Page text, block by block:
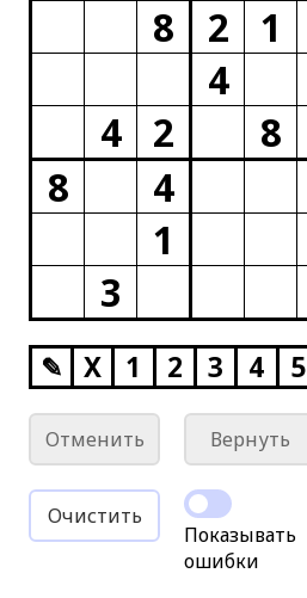
8
2 1
4
4
2 8
8
4
1
3
✎ X 1 2 3 4 5
Отменить Вернуть
Очистить
Показывать
ошибки